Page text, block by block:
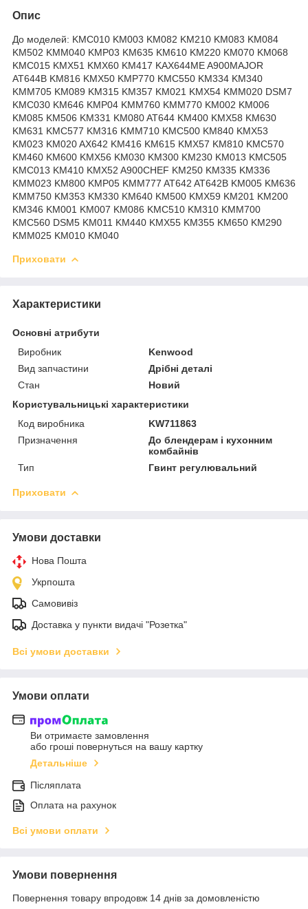
Опис
До моделей: KMC010 KM003 KM082 KM210 KM083 KM084
KM502 KMM040 KMP03 KM635 KM610 KM220 KM070 KM068
KMC015 KMX51 KMX60 KM417 KAX644ME A900MAJOR
AT644B KM816 KMX50 KMP770 KMC550 KM334 KM340
KMM705 KM089 KM315 KM357 KM021 KMX54 KMM020 DSM7
KMC030 KM646 KMP04 KMM760 KMM770 KM002 KM006
KM085 KM506 KM331 KM080 AT644 KM400 KMX58 KM630
KM631 KMC577 KM316 KMM710 KMC500 KM840 KMX53
KM023 KM020 AX642 KM416 KM615 KMX57 KM810 KMC570
KM460 KM600 KMX56 KM030 KM300 KM230 KM013 KMC505
KMC013 KM410 KMX52 A900CHEF KM250 KM335 KM336
KMM023 KM800 KMP05 KMM777 AT642 AT642B KM005 KM636
KMM750 KM353 KM330 KM640 KM500 KMX59 KM201 KM200
KM346 KM001 KM007 KM086 KMC510 KM310 KMM700
KMC560 DSM5 KM011 KM440 KMX55 KM355 KM650 KM290
KMM025 KM010 KM040
Приховати
Характеристики
Основні атрибути
Виробник
Kenwood
Вид запчастини
Дрібні деталі
Стан
Новий
Користувальницькі характеристики
Код виробника
KW711863
Призначення
До блендерам і кухонним
комбайнів
Тип
Гвинт регулювальний
Приховати
Умови доставки
Нова Пошта
Укрпошта
Самовивіз
Доставка у пункти видачі "Розетка"
Всі умови доставки
Умови оплати
Ви отримаєте замовлення
або гроші повернуться на вашу картку
Детальніше
Післяплата
Оплата на рахунок
Всі умови оплати
Умови повернення
Повернення товару впродовж 14 днів за домовленістю